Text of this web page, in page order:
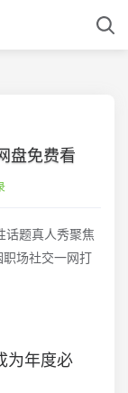
盘免费看
话题真人秀聚焦
场社交一网打
为年度必